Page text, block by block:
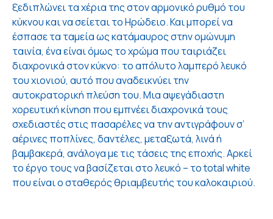
ξεδιπλώνει τα χέρια της στον αρμονικό ρυθμό του
κύκνου και να σείεται το Ηρώδειο. Και μπορεί να
έσπασε τα ταμεία ως κατάμαυρος στην ομώνυμη
ταινία, ένα είναι όμως το χρώμα που ταιριάζει
διαχρονικά στον κύκνο: το απόλυτο λαμπερό λευκό
του χιονιού, αυτό που αναδεικνύει την
αυτοκρατορική πλεύση του. Μια αψεγάδιαστη
χορευτική κίνηση που εμπνέει διαχρονικά τους
σχεδιαστές στις πασαρέλες να την αντιγράφουν σ’
αέρινες ποπλίνες, δαντέλες, μεταξωτά, λινά ή
βαμβακερά, ανάλογα με τις τάσεις της εποχής. Αρκεί
το έργο τους να βασίζεται στο λευκό – το total white
που είναι ο σταθερός θριαμβευτής του καλοκαιριού.